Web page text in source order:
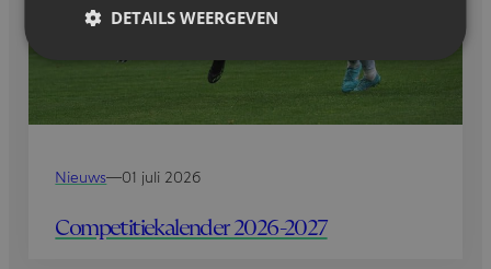
Nieuws—01 juli 2026
Competitiekalender 2026-2027
DETAILS WEERGEVEN